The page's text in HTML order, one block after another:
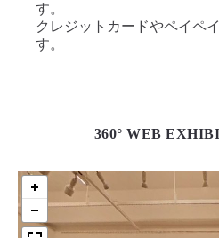
す。
クレジットカードやペイペ
す。
360° WEB